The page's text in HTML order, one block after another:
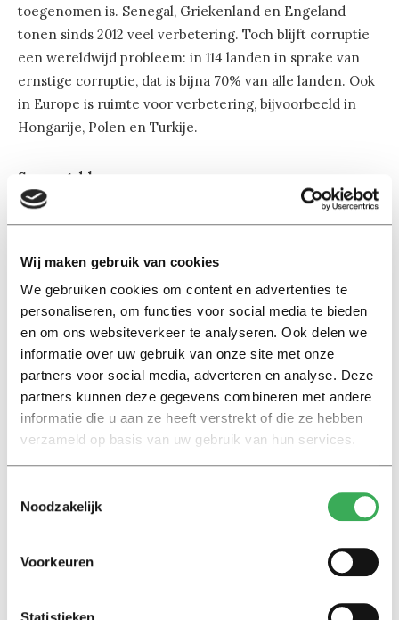
Wij maken gebruik van cookies
We gebruiken cookies om content en advertenties te
personaliseren, om functies voor social media te bieden
en om ons websiteverkeer te analyseren. Ook delen we
informatie over uw gebruik van onze site met onze
partners voor social media, adverteren en analyse. Deze
partners kunnen deze gegevens combineren met andere
informatie die u aan ze heeft verstrekt of die ze hebben
verzameld op basis van uw gebruik van hun services.
Noodzakelijk
Voorkeuren
Statistieken
toegenomen is. Senegal, Griekenland en Engeland
tonen sinds 2012 veel verbetering. Toch blijft corruptie
een wereldwijd probleem: in 114 landen in sprake van
ernstige corruptie, dat is bijna 70% van alle landen. Ook
in Europe is ruimte voor verbetering, bijvoorbeeld in
Hongarije, Polen en Turkije.
Smeergeld
Landen die hoog scoren, hebben soms ook te maken
met corruptie in andere landen. Zweden staat
bedrijf miljoenen euro’s smeergeld zou hebben betaald
voor bedrijven in Oezbekistan.
Corruptie